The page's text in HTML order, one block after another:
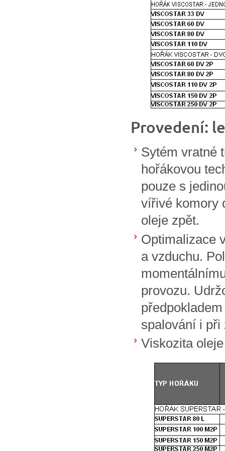
Provedení:
Sytém vratné
hořákovou
pouze s
vířivé komory
oleje zpět.
Optimalizace
a vzduchu.
provozu.
spalování i
Viskozita